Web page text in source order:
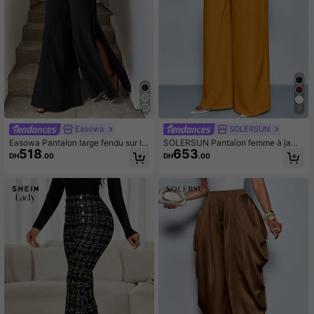
Easowa
Easowa Pantalon large fendu sur le
côté pour femmes, décontracté et p
ratique pour le trajet
DH518.00
7
SOLERSUN
SOLERSUN Pantalon femme à jamb
es larges en mélange de lin, taille h
aute, avec ceinture et nœud sur le
DH653.00